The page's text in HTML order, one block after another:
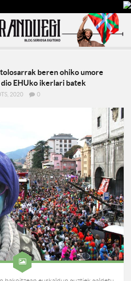
beren ohiko umore
EHUko ikerlari batek
2020 0